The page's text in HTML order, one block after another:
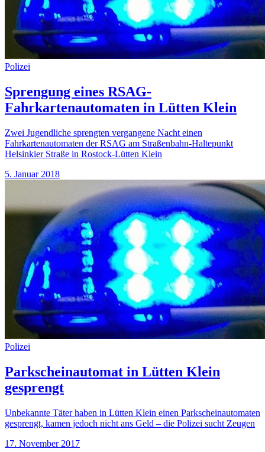
Polizei
Sprengung eines RSAG-
Fahrkartenautomaten in Lütten Klein
Zwei Jugendliche sprengten vergangene Nacht einen
Fahrkartenautomaten der RSAG am Straßenbahn-Haltepunkt
Helsinkier Straße in Rostock-Lütten Klein
5. Januar 2018
Polizei
Parkscheinautomat in Lütten Klein
gesprengt
Unbekannte Täter haben in Lütten Klein einen Parkscheinautomaten
gesprengt, kamen jedoch nicht ans Geld – die Polizei sucht Zeugen
17. November 2017